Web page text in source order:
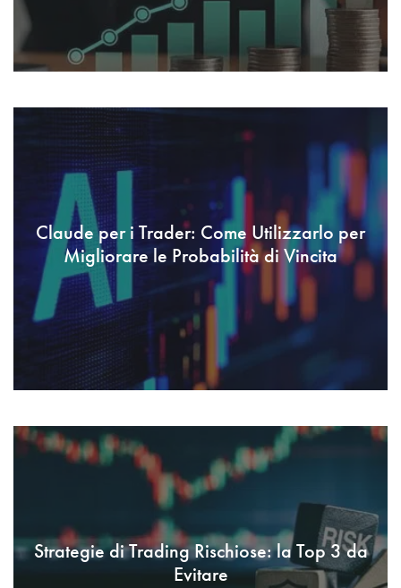
Claude per i Trader: Come Utilizzarlo per
Migliorare le Probabilità di Vincita
Strategie di Trading Rischiose: la Top 3 da
Evitare